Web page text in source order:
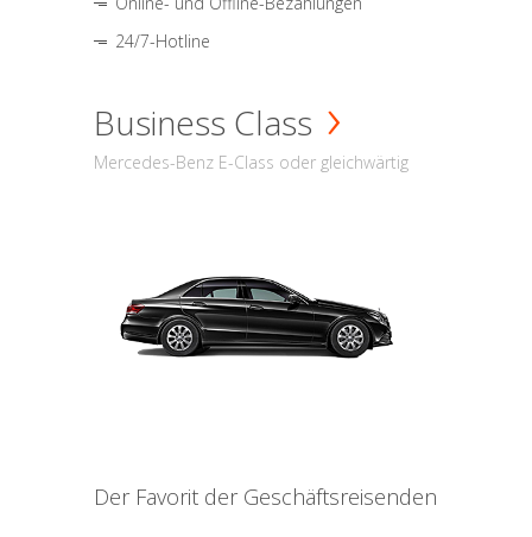
24/7-Hotline
Business Class
Mercedes-Benz E-Class oder gleichwärtig
Der Favorit der Geschäftsreisenden